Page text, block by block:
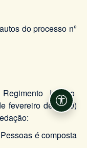
do processo nº
Interno
fevereiro de 2020)
é composta